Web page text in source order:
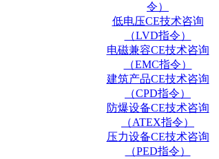
令）
低电压CE技术咨询
（LVD指令）
电磁兼容CE技术咨询
（EMC指令）
建筑产品CE技术咨询
（CPD指令）
防爆设备CE技术咨询
（ATEX指令）
压力设备CE技术咨询
（PED指令）